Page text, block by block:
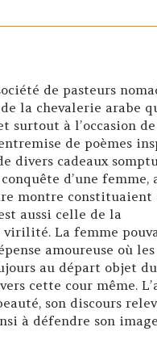
de pasteurs
la chevalerie arabe
surtout à l’occasion
de poèmes
divers cadeaux
d’une femme,
montre constituaient
aussi celle de la
virilité. La femme
amoureuse où les
au départ objet
cette cour même.
son discours
à défendre son